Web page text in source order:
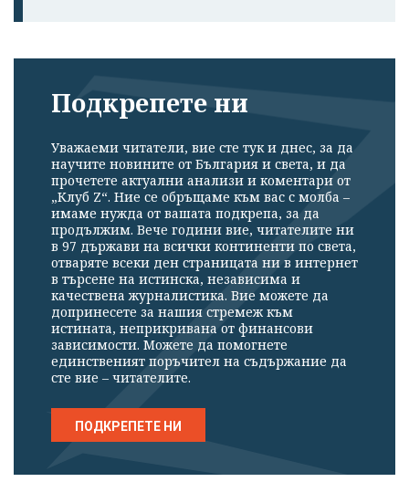
Подкрепете ни
Уважаеми читатели, вие сте тук и днес, за да
научите новините от България и света, и да
прочетете актуални анализи и коментари от
„Клуб Z“. Ние се обръщаме към вас с молба –
имаме нужда от вашата подкрепа, за да
продължим. Вече години вие, читателите ни
в 97 държави на всички континенти по света,
отваряте всеки ден страницата ни в интернет
в търсене на истинска, независима и
качествена журналистика. Вие можете да
допринесете за нашия стремеж към
истината, неприкривана от финансови
зависимости. Можете да помогнете
единственият поръчител на съдържание да
сте вие – читателите.
ПОДКРЕПЕТЕ НИ